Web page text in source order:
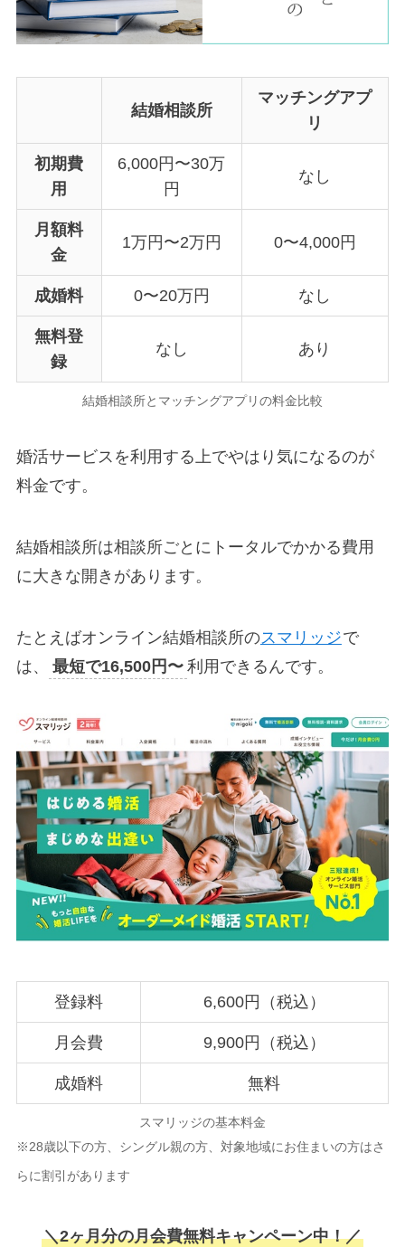
結婚相談所
マッチングアプ
リ
初期費
用
6,000円〜30万
円
なし
月額料
金
1万円〜2万円 0〜4,000円
成婚料 0〜20万円 なし
無料登
録
なし あり
結婚相談所とマッチングアプリの料金比較
婚活サービスを利用する上でやはり気になるのが
料金です。
結婚相談所は相談所ごとにトータルでかかる費用
に大きな開きがあります。
たとえばオンライン結婚相談所のスマリッジで
は、
最短で16,500円〜 利用できるんです。
登録料 6,600円（税込）
月会費 9,900円（税込）
成婚料 無料
スマリッジの基本料金
※28歳以下の方、シングル親の方、対象地域にお住まいの方はさ
らに割引があります
＼2ヶ月分の月会費無料キャンペーン中！／